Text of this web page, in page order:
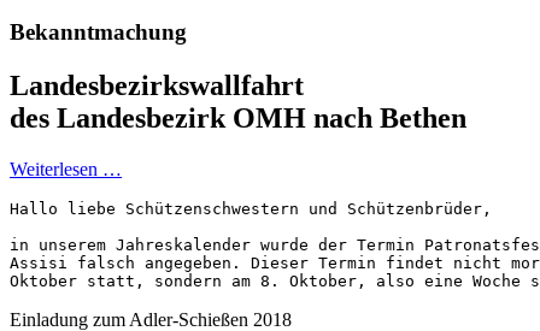
Bekanntmachung
Landesbezirkswallfahrt
des Landesbezirk OMH nach Bethen
Weiterlesen …
Hallo liebe Schützenschwestern und Schützenbrüder,
in unserem Jahreskalender wurde der Termin
Assisi falsch angegeben. Dieser Termin findet nicht
Oktober statt, sondern am 8. Oktober, also eine Woche
Einladung zum Adler-Schießen 2018